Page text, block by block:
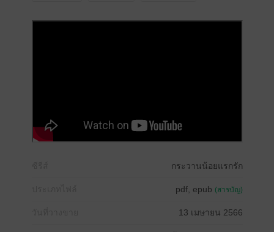
กระวานน้อยแรกรัก
pdf, epub (สารบัญ)
13 เมษายน 2566